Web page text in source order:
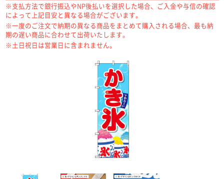
※支払方法で銀行振込やNP後払いを選択した場合、ご入金や与信の確認
によって上記目安と異なる場合がございます。
※一度のご注文で納期の異なる商品をまとめて購入される場合、最も納
期の遅い商品に合わせて出荷いたします。
※土日祝日は営業日に含まれません。